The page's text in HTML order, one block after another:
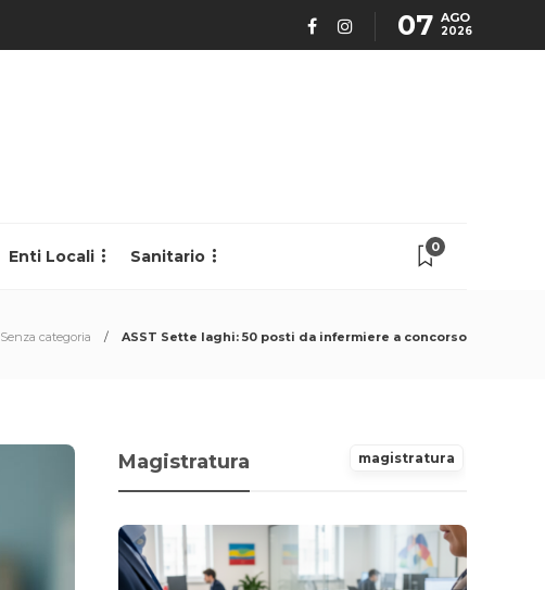
07 AGO
2026
Enti Locali Sanitario 0
Senza categoria ASST Sette laghi: 50 posti da infermiere a concorso
Magistratura magistratura